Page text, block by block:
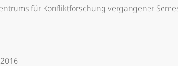
für Konfliktforschung vergangener